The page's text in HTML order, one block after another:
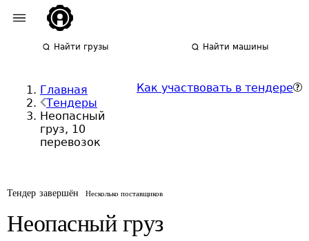
Найти грузы Найти машины
Главная
Тендеры
Неопасный
груз, 10
перевозок
Как участвовать в тендере
Тендер завершён Несколько поставщиков
Неопасный груз